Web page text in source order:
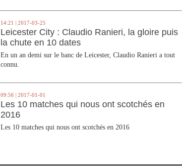
14:21 | 2017-03-25
Leicester City : Claudio Ranieri, la gloire puis
la chute en 10 dates
En un an demi sur le banc de Leicester, Claudio Ranieri a tout
connu.
09:56 | 2017-01-01
Les 10 matches qui nous ont scotchés en
2016
Les 10 matches qui nous ont scotchés en 2016